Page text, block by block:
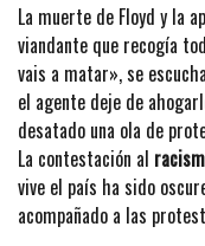
La muerte de Floyd y la
viandante que recogía
vais a matar», se
el agente deje de
desatado una ola de
La contestación al
vive el país ha sido
acompañado a las